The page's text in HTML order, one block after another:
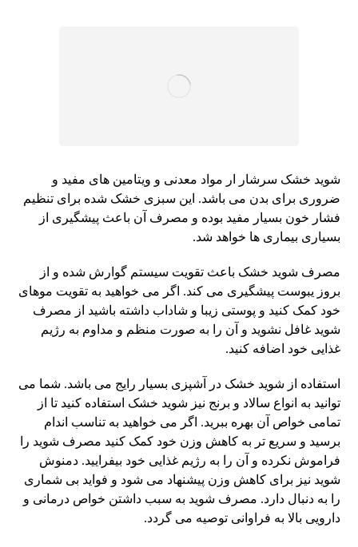
شوید خشک سرشار ار مواد معدنی و ویتامین های مفید و
ضروری برای بدن می باشد. این سبزی خشک شده برای تنظیم
فشار خون بسیار مفید بوده و مصرف آن باعث پیشگیری از
بسیاری بیماری ها خواهد شد.
مصرف شوید خشک باعث تقویت سیستم گوارش شده و از
بروز یبوست پیشگیری می کند. اگر می خواهید به تقویت موهای
خود کمک کنید و پوستی زیبا و شاداب داشته باشید از مصرف
شوید غافل نشوید و آن را به صورت منظم و مداوم به رژیم
غذایی خود اضافه کنید.
استفاده از شوید خشک در آشپزی بسیار رایج می باشد. شما می
توانید به انواع سالاد و برنج نیز شوید خشک استفاده کنید تا از
تمامی خواص آن بهره ببرید. اگر می خواهید به تناسب اندام
برسید و سریع تر به کاهش وزن خود کمک کنید مصرف شوید را
فراموش نکرده و آن را به رژیم غذایی خود بیفرایید. دمنوش
شوید نیز برای کاهش وزن پیشنهاد می شود و فواید بی شماری
را به دنبال دارد. مصرف شوید به سبب داشتن خواص درمانی و
دارویی بالا به فراوانی توصیه می گردد.